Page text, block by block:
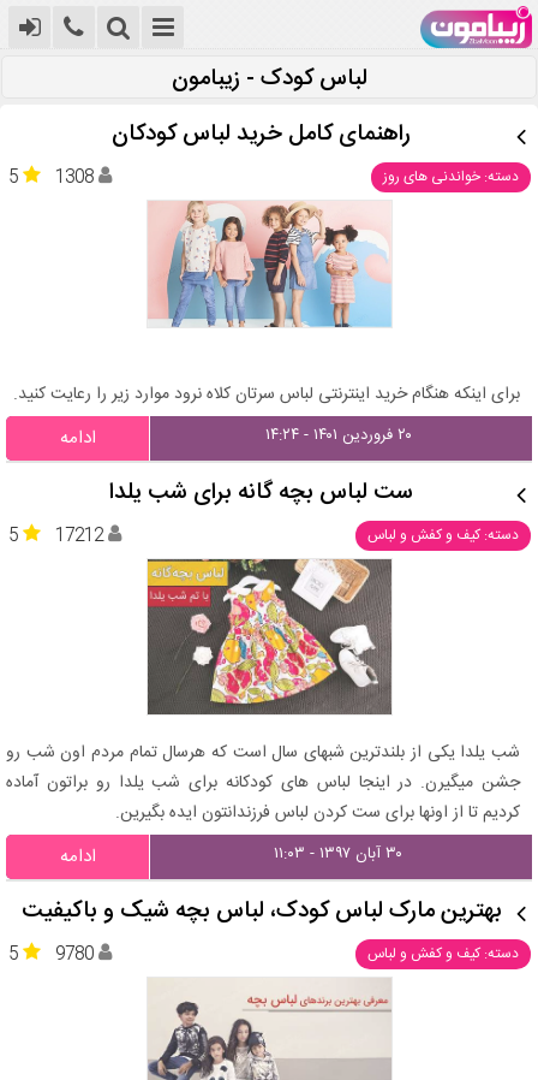
لباس کودک - زیبامون
راهنمای کامل خرید لباس کودکان
دسته: خواندنی های روز 5 1308
برای اینکه هنگام خرید اینترنتی لباس سرتان کلاه نرود موارد زیر را رعایت کنید.
۲۰ فروردین ۱۴۰۱ - ۱۴:۲۴ ادامه
ست لباس بچه گانه برای شب یلدا
دسته: کیف و کفش و لباس 5 17212
شب یلدا یکی از بلندترین شبهای سال است که هرسال تمام مردم اون شب رو
جشن میگیرن. در اینجا لباس های کودکانه برای شب یلدا رو براتون آماده
کردیم تا از اونها برای ست کردن لباس فرزندانتون ایده بگیرین.
۳۰ آبان ۱۳۹۷ - ۱۱:۰۳ ادامه
بهترین مارک لباس کودک، لباس بچه شیک و باکیفیت
دسته: کیف و کفش و لباس 5 9780